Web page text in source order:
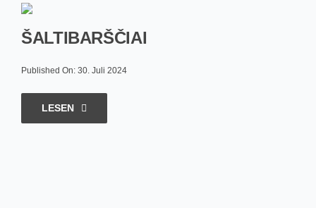
ŠALTIBARŠČIAI
Published On: 30. Juli 2024
LESEN